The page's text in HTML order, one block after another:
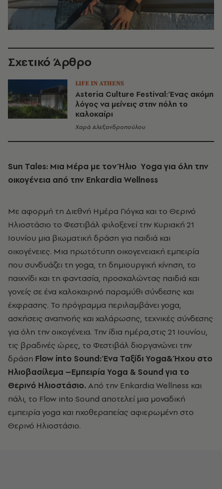
Σχετικό Άρθρο
LIFE IN ATHENS
Asteria Culture Festival: Ένας ακόμη
λόγος να μείνεις στην πόλη το
καλοκαίρι
Χαρά Αλεξανδροπούλου
Sun Tales: Μια Μέρα με τον Ήλιο Υoga για όλη την
οικογένεια από την Enkardia Wellness
Με αφορμή τη Διεθνή Ημέρα Γιόγκα και το Θερινό
Ηλιοστάσιο το Φεστιβάλ φιλοξενεί την Κυριακή 21
Ιουνίου μια βιωματική δράση για παιδιά και
οικογένειες. Μια πρωτότυπη οικογενειακή εμπειρία
που συνδυάζει τη yoga, τη δημιουργική κίνηση, το
παιχνίδι και τη φαντασία, προσκαλώντας παιδιά και
γονείς σε ένα καλοκαιρινό παραμύθι σύνδεσης και
έκφρασης. Το πρόγραμμα περιλαμβάνει yoga,
ασκήσεις αναπνοής και χαλάρωσης, τεχνικές σύνδεσης
για όλη την οικογένεια. Την ίδια ημέρα,στις 21 Ιουνίου,
τις βραδινές ώρες, το Φεστιβάλ διοργανώνει την
δράση Flow into Sound: Ένα Ταξίδι Yoga& Ήχου στο
Ηλιοβασίλεμα –Εμπειρία Yoga & Sound για το
Θερινό Ηλιοστάσιο. Από την Enkardia Wellness και
πάλι, το Flow into Sound αποτελεί μια μοναδική
εμπειρία yoga και ηχοθεραπείας αφιερωμένη στο
Θερινό Ηλιοστάσιο.